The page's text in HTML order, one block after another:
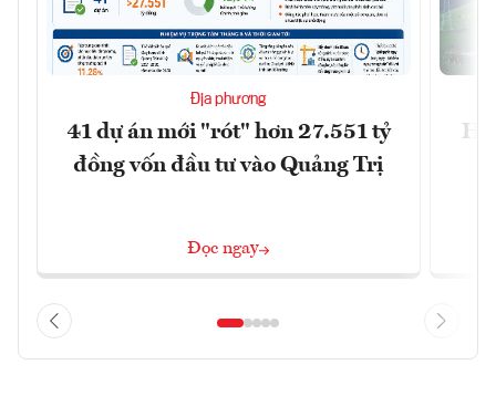
Địa phương
41 dự án mới "rót" hơn 27.551 tỷ
đồng vốn đầu tư vào Quảng Trị
Đọc ngay
Hà